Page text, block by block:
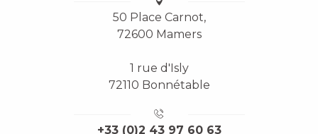
50 Place Carnot,
72600 Mamers
1 rue d'Isly
72110 Bonnétable
+33 (0)2 43 97 60 63